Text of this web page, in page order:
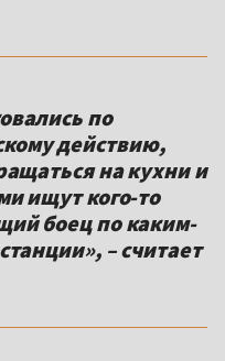
по
действию,
на кухни и
ищут кого-то
боец по каким-
– считает